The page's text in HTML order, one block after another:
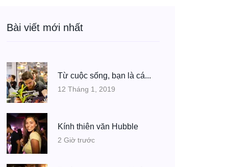
Bài viết mới nhất
Từ cuộc sống, bạn là cá...
12 Tháng 1, 2019
Kính thiên văn Hubble
2 Giờ trước